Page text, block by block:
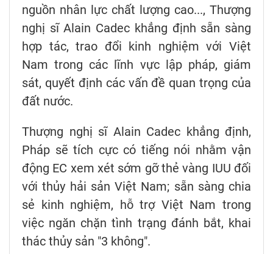
nguồn nhân lực chất lượng cao..., Thượng
nghị sĩ Alain Cadec khẳng định sẵn sàng
hợp tác, trao đổi kinh nghiệm với Việt
Nam trong các lĩnh vực lập pháp, giám
sát, quyết định các vấn đề quan trọng của
đất nước.
Thượng nghị sĩ Alain Cadec khẳng định,
Pháp sẽ tích cực có tiếng nói nhằm vận
động EC xem xét sớm gỡ thẻ vàng IUU đối
với thủy hải sản Việt Nam; sẵn sàng chia
sẻ kinh nghiệm, hỗ trợ Việt Nam trong
việc ngăn chặn tình trạng đánh bắt, khai
thác thủy sản "3 không".